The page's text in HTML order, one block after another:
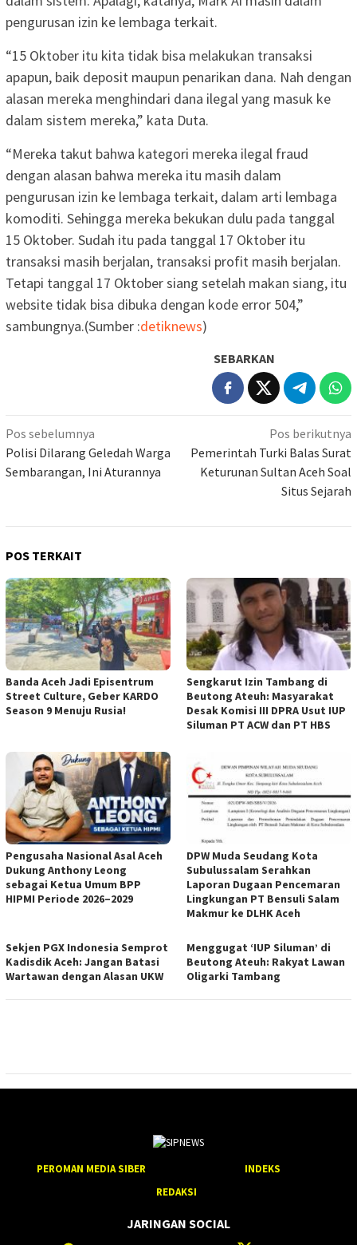
pengurusan izin ke lembaga terkait.
“15 Oktober itu kita tidak bisa melakukan transaksi
apapun, baik deposit maupun penarikan dana. Nah dengan
alasan mereka menghindari dana ilegal yang masuk ke
dalam sistem mereka,” kata Duta.
“Mereka takut bahwa kategori mereka ilegal fraud
dengan alasan bahwa mereka itu masih dalam
pengurusan izin ke lembaga terkait, dalam arti lembaga
komoditi. Sehingga mereka bekukan dulu pada tanggal
15 Oktober. Sudah itu pada tanggal 17 Oktober itu
transaksi masih berjalan, transaksi profit masih berjalan.
Tetapi tanggal 17 Oktober siang setelah makan siang, itu
website tidak bisa dibuka dengan kode error 504,”
sambungnya.(Sumber :detiknews)
SEBARKAN
Navigasi
pos
Pos sebelumnya
Polisi Dilarang Geledah Warga
Sembarangan, Ini Aturannya
Pos berikutnya
Pemerintah Turki Balas Surat
Keturunan Sultan Aceh Soal
Situs Sejarah
POS TERKAIT
Banda Aceh Jadi Episentrum
Street Culture, Geber KARDO
Season 9 Menuju Rusia!
Sengkarut Izin Tambang di
Beutong Ateuh: Masyarakat
Desak Komisi III DPRA Usut IUP
Siluman PT ACW dan PT HBS
Pengusaha Nasional Asal Aceh
Dukung Anthony Leong
sebagai Ketua Umum BPP
HIPMI Periode 2026–2029
DPW Muda Seudang Kota
Subulussalam Serahkan
Laporan Dugaan Pencemaran
Lingkungan PT Bensuli Salam
Makmur ke DLHK Aceh
Sekjen PGX Indonesia Semprot
Kadisdik Aceh: Jangan Batasi
Wartawan dengan Alasan UKW
Menggugat ‘IUP Siluman’ di
Beutong Ateuh: Rakyat Lawan
Oligarki Tambang
PEROMAN MEDIA SIBER
INDEKS
REDAKSI
JARINGAN SOCIAL